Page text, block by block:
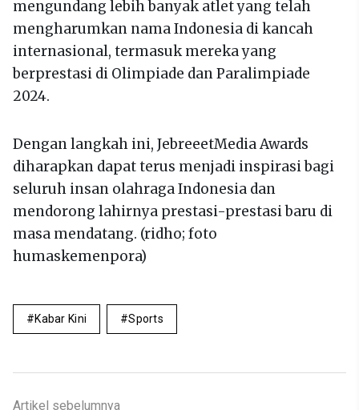
mengundang lebih banyak atlet yang telah
mengharumkan nama Indonesia di kancah
internasional, termasuk mereka yang
berprestasi di Olimpiade dan Paralimpiade
2024.
Dengan langkah ini, JebreeetMedia Awards
diharapkan dapat terus menjadi inspirasi bagi
seluruh insan olahraga Indonesia dan
mendorong lahirnya prestasi-prestasi baru di
masa mendatang. (ridho; foto
humaskemenpora)
Kabar Kini Sports
Artikel sebelumnya